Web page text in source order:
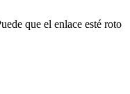
que el enlace esté roto